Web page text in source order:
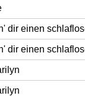
dir einen
dir einen